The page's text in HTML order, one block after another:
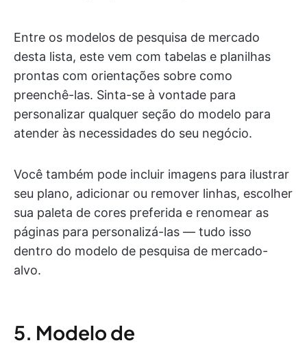
Entre os modelos de pesquisa de mercado
desta lista, este vem com tabelas e planilhas
prontas com orientações sobre como
preenchê-las. Sinta-se à vontade para
personalizar qualquer seção do modelo para
atender às necessidades do seu negócio.
Você também pode incluir imagens para ilustrar
seu plano, adicionar ou remover linhas, escolher
sua paleta de cores preferida e renomear as
páginas para personalizá-las — tudo isso
dentro do modelo de pesquisa de mercado-
alvo.
5. Modelo de